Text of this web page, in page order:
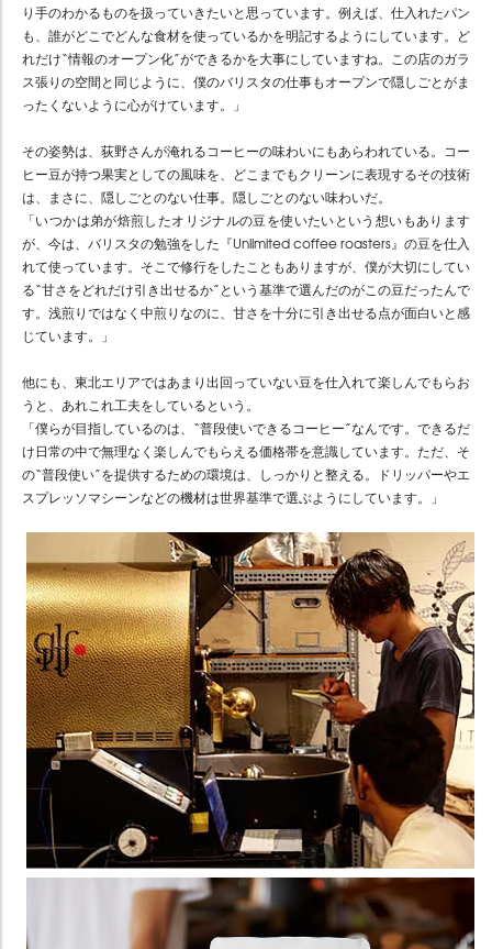
り手のわかるものを扱っていきたいと思っています。例えば、仕入れたパン
も、誰がどこでどんな食材を使っているかを明記するようにしています。ど
れだけ“情報のオープン化”ができるかを大事にしていますね。この店のガラ
ス張りの空間と同じように、僕のバリスタの仕事もオープンで隠しごとがま
ったくないように心がけています。」
その姿勢は、荻野さんが淹れるコーヒーの味わいにもあらわれている。コー
ヒー豆が持つ果実としての風味を、どこまでもクリーンに表現するその技術
は、まさに、隠しごとのない仕事。隠しごとのない味わいだ。
「いつかは弟が焙煎したオリジナルの豆を使いたいという想いもあります
が、今は、バリスタの勉強をした『Unlimited coffee roasters』の豆を仕入
れて使っています。そこで修行をしたこともありますが、僕が大切にしてい
る“甘さをどれだけ引き出せるか”という基準で選んだのがこの豆だったんで
す。浅煎りではなく中煎りなのに、甘さを十分に引き出せる点が面白いと感
じています。」
他にも、東北エリアではあまり出回っていない豆を仕入れて楽しんでもらお
うと、あれこれ工夫をしているという。
「僕らが目指しているのは、“普段使いできるコーヒー”なんです。できるだ
け日常の中で無理なく楽しんでもらえる価格帯を意識しています。ただ、そ
の“普段使い”を提供するための環境は、しっかりと整える。ドリッパーやエ
スプレッソマシーンなどの機材は世界基準で選ぶようにしています。」